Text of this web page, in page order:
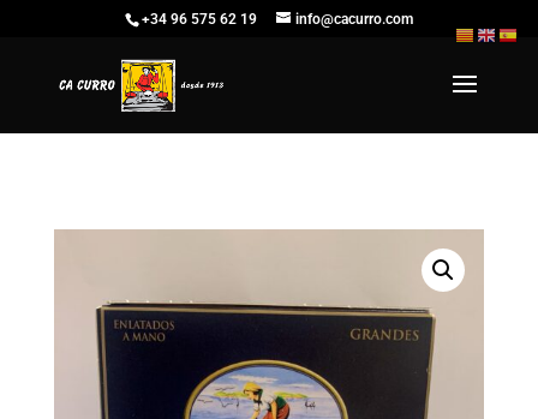
+34 96 575 62 19 info@cacurro.com